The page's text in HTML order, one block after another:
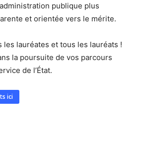
publique plus
et orientée vers le mérite.
les lauréates et tous les lauréats !
la poursuite de vos parcours
de l’État.
ici